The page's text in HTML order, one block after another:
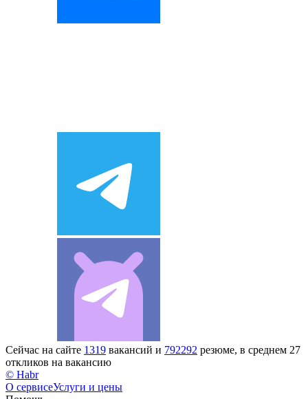
Сейчас на сайте 1319 вакансий и 792292 резюме, в среднем 27
откликов на вакансию
© Habr
О сервисеУслуги и цены